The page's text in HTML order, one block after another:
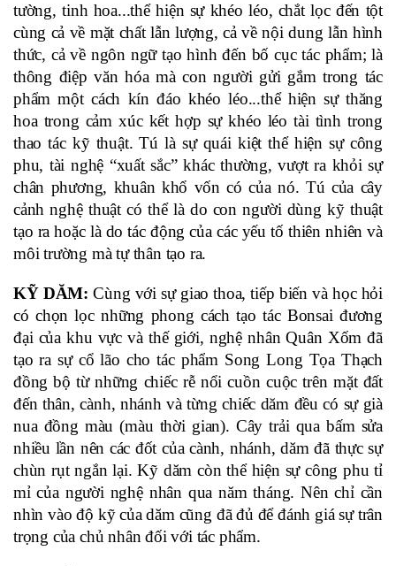
tường, tinh hoa...thể hiện sự khéo léo, chắt lọc đến tột
cùng cả về mặt chất lẫn lượng, cả về nội dung lẫn hình
thức, cả về ngôn ngữ tạo hình đến bố cục tác phẩm; là
thông điệp văn hóa mà con người gửi gắm trong tác
phẩm một cách kín đáo khéo léo...thể hiện sự thăng
hoa trong cảm xúc kết hợp sự khéo léo tài tình trong
thao tác kỹ thuật. Tú là sự quái kiệt thể hiện sự công
phu, tài nghệ “xuất sắc” khác thường, vượt ra khỏi sự
chân phương, khuân khổ vốn có của nó. Tú của cây
cảnh nghệ thuật có thể là do con người dùng kỹ thuật
tạo ra hoặc là do tác động của các yếu tố thiên nhiên và
môi trường mà tự thân tạo ra.
KỸ DĂM: Cùng với sự giao thoa, tiếp biến và học hỏi
có chọn lọc những phong cách tạo tác Bonsai đương
đại của khu vực và thế giới, nghệ nhân Quân Xốm đã
tạo ra sự cổ lão cho tác phẩm Song Long Tọa Thạch
đồng bộ từ những chiếc rễ nổi cuồn cuộc trên mặt đất
đến thân, cành, nhánh và từng chiếc dăm đều có sự già
nua đồng màu (màu thời gian). Cây trải qua bấm sửa
nhiều lần nên các đốt của cành, nhánh, dăm đã thực sự
chùn rụt ngắn lại. Kỹ dăm còn thể hiện sự công phu tỉ
mỉ của người nghệ nhân qua năm tháng. Nên chỉ cần
nhìn vào độ kỹ của dăm cũng đã đủ để đánh giá sự trân
trọng của chủ nhân đối với tác phẩm.